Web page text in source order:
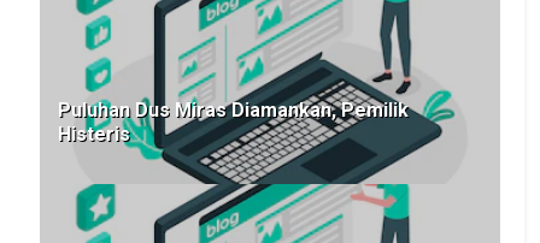
Puluhan Dus Miras Diamankan, Pemilik
Histeris